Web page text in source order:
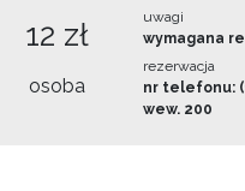
12 zł
osoba
uwagi
wymagana
rezerwacja
nr telefonu:
wew. 200